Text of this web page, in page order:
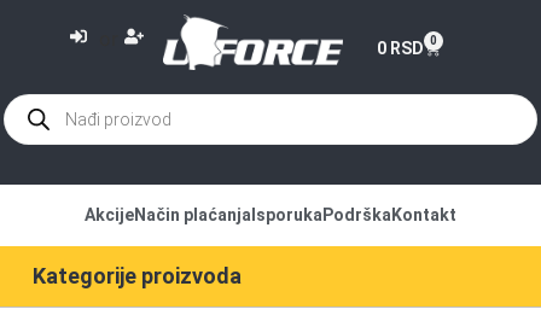
0 RSD 0
Kategorije proizvoda
AkcijeNačin plaćanja Isporuka Podrška Kontakt